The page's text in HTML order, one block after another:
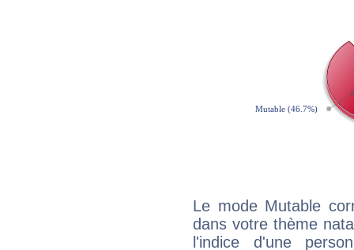
Le mode Mutable
dans votre thème
l'indice d'une